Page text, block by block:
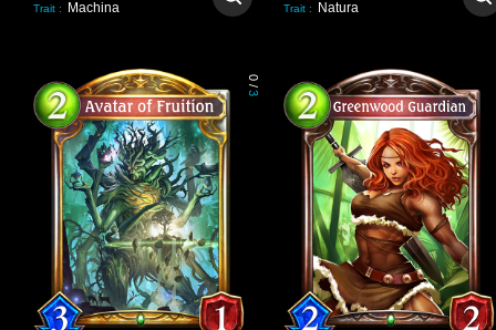
Trait : Machina Trait : Natura
0
/
3